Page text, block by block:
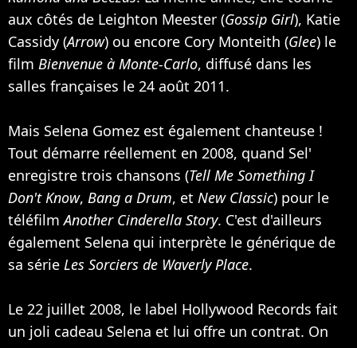
aux côtés de Leighton Meester (Gossip Girl), Katie
Cassidy (Arrow) ou encore Cory Monteith (Glee) le
film Bienvenue à Monte-Carlo, diffusé dans les
salles françaises le 24 août 2011.
Mais Selena Gomez est également chanteuse !
Tout démarre réellement en 2008, quand Sel'
enregistre trois chansons (Tell Me Something I
Don't Know, Bang a Drum, et New Classic) pour le
téléfilmAnother Cinderella Story. C'est d'ailleurs
également Selena qui interprète le générique de
sa série Les Sorciers de Waverly Place.
Le 22 juillet 2008, le label Hollywood Records fait
un joli cadeau Selena et lui offre un contrat. On